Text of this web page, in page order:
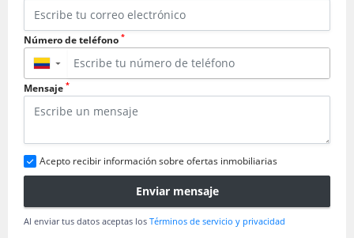
Número de teléfono *
▼
Mensaje *
Acepto recibir información sobre ofertas inmobiliarias
Enviar mensaje
Al enviar tus datos aceptas los Términos de servicio y privacidad